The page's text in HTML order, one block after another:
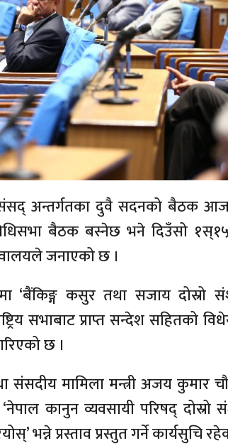
संसद् अन्तर्गतका दुवै सदनको बैठक
बैठक बस्नेछ भने दिउँसो १स्१५
जनाएको छ ।
‘बैंकिङ्ग कसुर तथा सजाय दोस्रो
सभाबाट प्राप्त सन्देश सहितको
छ ।
संसदीय मामिला मन्त्री अजय कुमार
कानुन व्यवसायी परिषद्
भन्ने प्रस्ताव प्रस्तुत गर्ने कार्यसुचि